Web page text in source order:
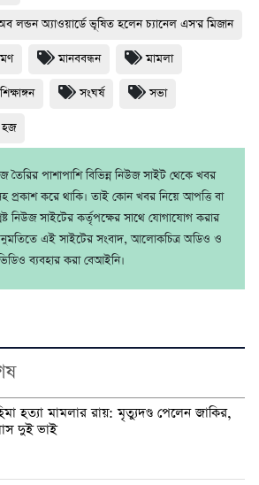
লন্ডন অ্যাওয়ার্ডে ভূষিত হলেন চ্যানেল এস'র মিজান
মানববন্ধন মামলা
শিক্ষাঙ্গন সংঘর্ষ সভা
হজ
তৈরির পাশাপাশি বিভিন্ন নিউজ সাইট থেকে খবর
প্রকাশ করে থাকি। তাই কোন খবর নিয়ে আপত্তি বা
নিউজ সাইটের কর্তৃপক্ষের সাথে যোগাযোগ করার
এই সাইটের সংবাদ, আলোকচিত্র অডিও ও
ব্যবহার করা বেআইনি।
হত্যা মামলার রায়: মৃত্যুদণ্ড পেলেন জাকির,
দুই ভাই